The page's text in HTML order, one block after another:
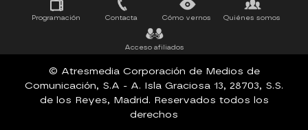
Programación Contacta Cómo vernos Quiénes somos
Acceso afiliados
© Atresmedia Corporación de Medios de
Comunicación, S.A - A. Isla Graciosa 13, 28703, S.S.
de los Reyes, Madrid. Reservados todos los
derechos